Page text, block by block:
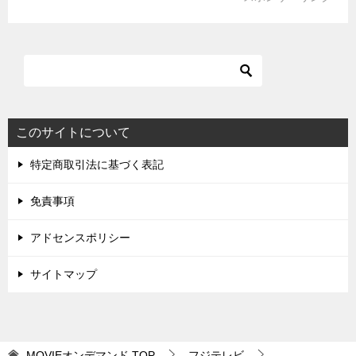
このサイトについて
特定商取引法に基づく表記
免責事項
アドセンスポリシー
サイトマップ